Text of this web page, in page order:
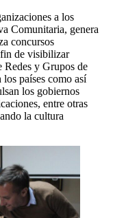
a los
Comunitaria, genera
concursos
de visibilizar
Redes y Grupos de
países como así
los gobiernos
entre otras
la cultura